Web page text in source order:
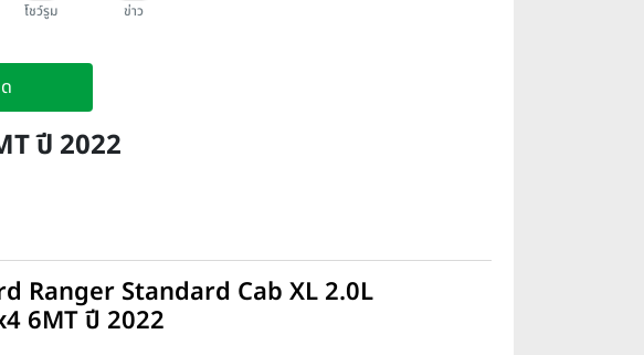
โชว์รูม ข่าว
ปี 2022
Ranger Standard Cab XL 2.0L
6MT ปี 2022